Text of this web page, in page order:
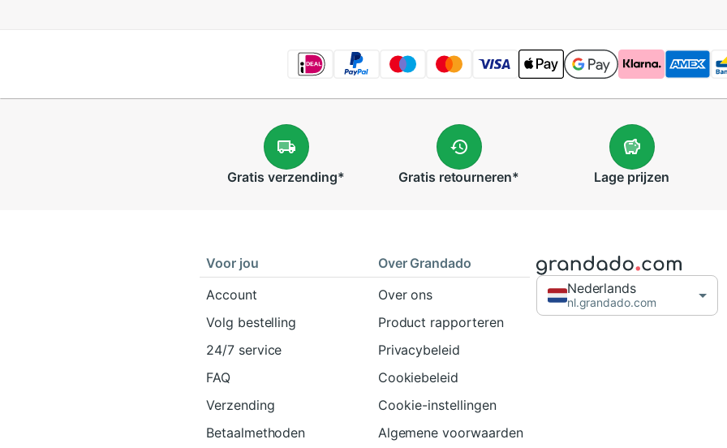
Gratis verzending* Gratis retourneren* Lage prijzen
Voor jou
Account
Volg bestelling
24/7 service
FAQ
Verzending
Betaalmethoden
Over Grandado
Over ons
Product rapporteren
Privacybeleid
Cookiebeleid
Cookie-instellingen
Algemene voorwaarden
Nederlands
nl.grandado.com